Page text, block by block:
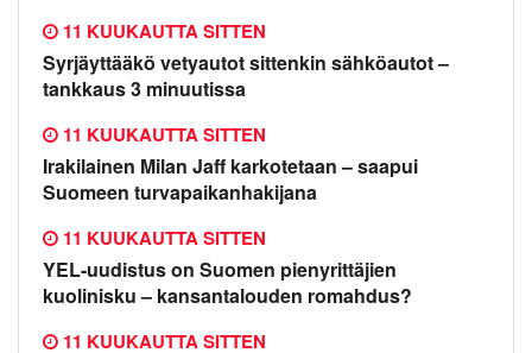
Syrjäyttääkö vetyautot sittenkin sähköautot –
tankkaus 3 minuutissa
11 KUUKAUTTA SITTEN
Irakilainen Milan Jaff karkotetaan – saapui
Suomeen turvapaikanhakijana
11 KUUKAUTTA SITTEN
YEL-uudistus on Suomen pienyrittäjien
kuolinisku – kansantalouden romahdus?
11 KUUKAUTTA SITTEN
11 KUUKAUTTA SITTEN